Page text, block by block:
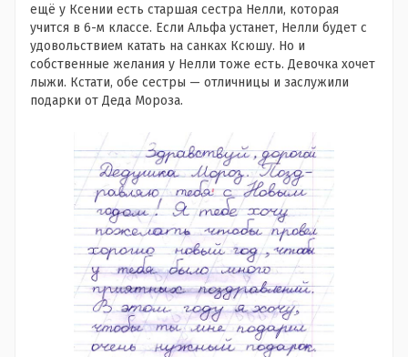
ещё у Ксении есть старшая сестра Нелли, которая
учится в 6-м классе. Если Альфа устанет, Нелли будет с
удовольствием катать на санках Ксюшу. Но и
собственные желания у Нелли тоже есть. Девочка хочет
лыжи. Кстати, обе сестры — отличницы и заслужили
подарки от Деда Мороза.